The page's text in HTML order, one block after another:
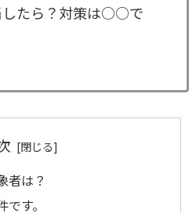
たら？対策は○○で
者は？
す。